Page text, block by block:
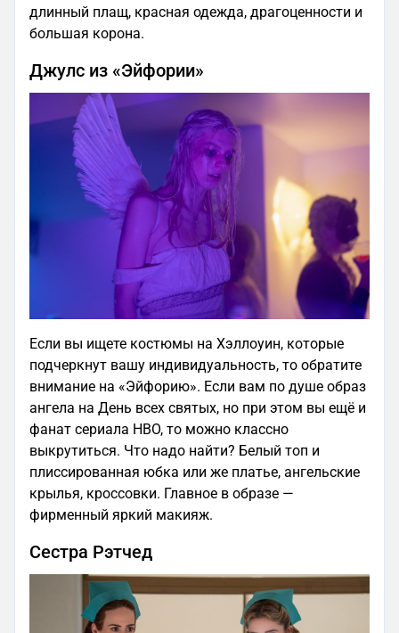
длинный плащ, красная одежда, драгоценности и
большая корона.
Джулс из «Эйфории»
Если вы ищете костюмы на Хэллоуин, которые
подчеркнут вашу индивидуальность, то обратите
внимание на «Эйфорию». Если вам по душе образ
ангела на День всех святых, но при этом вы ещё и
фанат сериала HBO, то можно классно
выкрутиться. Что надо найти? Белый топ и
плиссированная юбка или же платье, ангельские
крылья, кроссовки. Главное в образе —
фирменный яркий макияж.
Сестра Рэтчед